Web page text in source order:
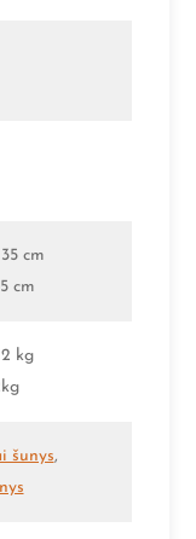
cm
cm
kg
šunys,